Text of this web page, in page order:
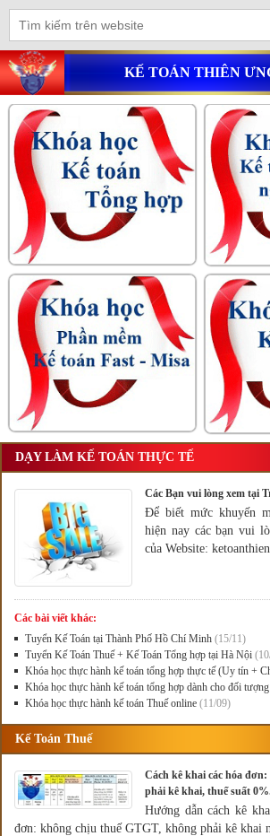
KẾ TOÁN THIÊN
DẠY LÀM KẾ TOÁN THỰC TẾ
Các Bạn vui lòng xem tại
Để biết mức khuyến
hiện nay các bạn vui
của Website:
Các bài viết khác:
Tuyển Kế Toán tại Thành Phố Hồ Chí Minh (15/11)
Tuyển Kế Toán Thuế + Kế Toán Tổng hợp tại Hà Nội
Khóa học thực hành kế toán tổng hợp thực tế (Uy tín +
Khóa học thực hành kế toán tổng hợp dành cho đối
Khóa học thực hành kế toán Thuế online (11/09)
Kế Toán Thuế
Cách kê khai các hóa
phải kê khai, thuế suất
Hướng dẫn cách kê
đơn: không chịu thuế GTGT, không phải kê khai